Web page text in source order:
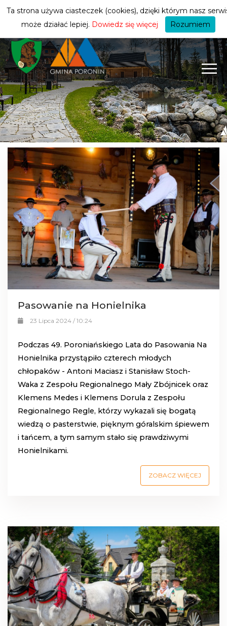
turysty
Pasowanie na Honielnika
23 Lipca 2024 / 10:24
Podczas 49. Poroniańskiego Lata do Pasowania Na
Honielnika przystąpiło czterech młodych
chłopaków - Antoni Maciasz i Stanisław Stoch-
Waka z Zespołu Regionalnego Mały Zbójnicek oraz
Klemens Medes i Klemens Dorula z Zespołu
Regionalnego Regle, którzy wykazali się bogatą
wiedzą o pasterstwie, pięknym góralskim śpiewem
i tańcem, a tym samym stało się prawdziwymi
Honielnikami.
ZOBACZ WIĘCEJ
Ta strona używa ciasteczek (cookies), dzięki którym nasz
może działać lepiej. Dowiedz się więcej Rozumiem